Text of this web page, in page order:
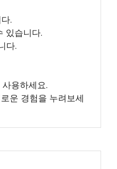
.
있습니다.
다.
용하세요.
운 경험을 누려보세